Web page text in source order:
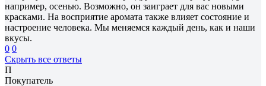
например, осенью. Возможно, он заиграет для вас новыми
красками. На восприятие аромата также влияет состояние и
настроение человека. Мы меняемся каждый день, как и наши
вкусы.
0 0
Скрыть все ответы
П
Покупатель